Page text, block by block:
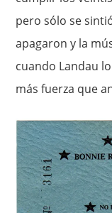
pero sólo se
apagaron y la
cuando Landau
más fuerza que